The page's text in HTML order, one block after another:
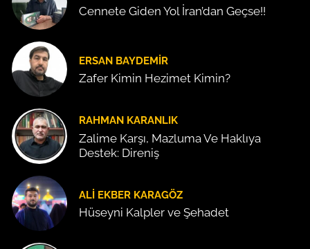
Cennete Giden Yol İran’dan Geçse!!
ERSAN BAYDEMIR
Zafer Kimin Hezimet Kimin?
RAHMAN KARANLIK
Zalime Karşı, Mazluma Ve Haklıya
Destek: Direniş
ALI EKBER KARAGÖZ
Hüseyni Kalpler ve Şehadet